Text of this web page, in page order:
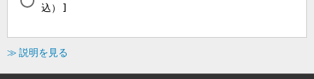
込） ]
≫ 説明を見る